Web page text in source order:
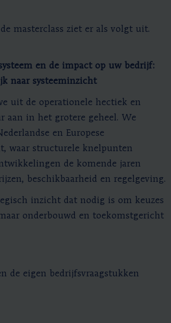
masterclass ziet er als volgt uit.
en de impact op uw bedrijf:
naar systeeminzicht
uit de operationele hectiek en
aan in het grotere geheel. We
en Europese
waar structurele knelpunten
de komende jaren
beschikbaarheid en regelgeving.
inzicht dat nodig is om keuzes
onderbouwd en toekomstgericht
de eigen bedrijfsvraagstukken